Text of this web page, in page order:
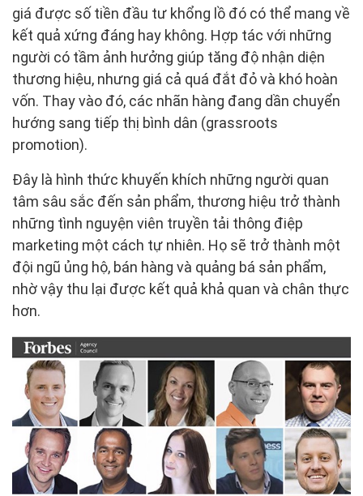
giá được số tiền đầu tư khổng lồ đó có thể mang về
kết quả xứng đáng hay không. Hợp tác với những
người có tầm ảnh hưởng giúp tăng độ nhận diện
thương hiệu, nhưng giá cả quá đắt đỏ và khó hoàn
vốn. Thay vào đó, các nhãn hàng đang dần chuyển
hướng sang tiếp thị bình dân (grassroots
promotion).
Đây là hình thức khuyến khích những người quan
tâm sâu sắc đến sản phẩm, thương hiệu trở thành
những tình nguyện viên truyền tải thông điệp
marketing một cách tự nhiên. Họ sẽ trở thành một
đội ngũ ủng hộ, bán hàng và quảng bá sản phẩm,
nhờ vậy thu lại được kết quả khả quan và chân thực
hơn.